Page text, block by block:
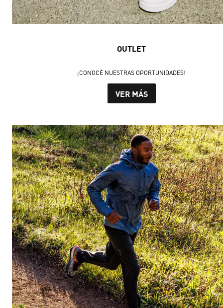
OUTLET
¡CONOCÉ NUESTRAS OPORTUNIDADES!
VER MÁS